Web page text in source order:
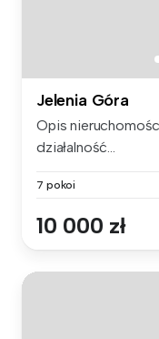
Jelenia Góra
Opis
działalność...
7 pokoi
10 000 zł